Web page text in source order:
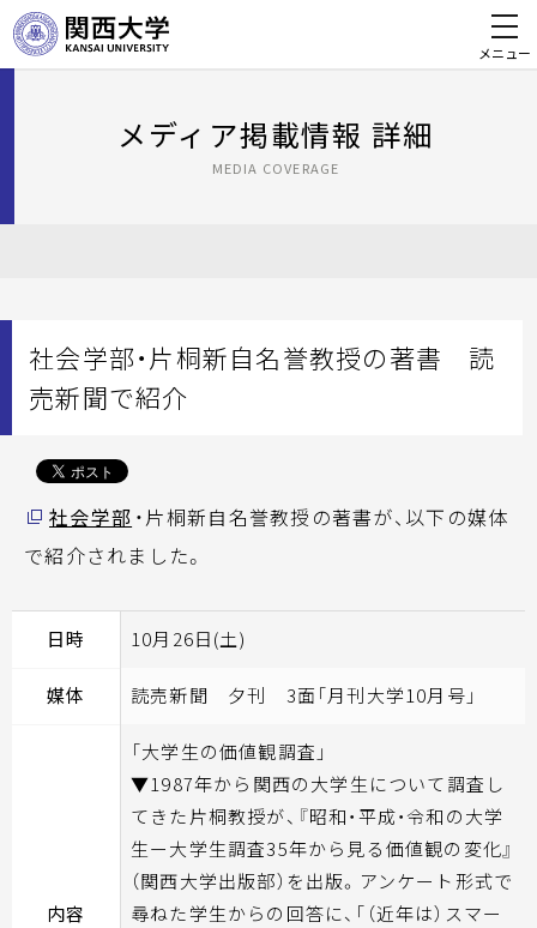
メニュー
メディア掲載情報 詳細
MEDIA COVERAGE
社会学部・片桐新自名誉教授の著書 読
売新聞で紹介
社会学部 ・片桐新自名誉教授の著書が、以下の媒体
で紹介されました。
日時 10月26日(土)
媒体 読売新聞 夕刊 3面「月刊大学10月号」
内容
「大学生の価値観調査」
▼1987年から関西の大学生について調査し
てきた片桐教授が、『昭和・平成・令和の大学
生ー大学生調査35年から見る価値観の変化』
（関西大学出版部）を出版。アンケート形式で
尋ねた学生からの回答に、「（近年は）スマー